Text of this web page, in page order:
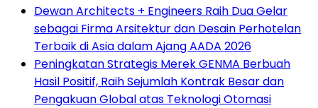
Dewan Architects + Engineers Raih Dua Gelar
sebagai Firma Arsitektur dan Desain Perhotelan
Terbaik di Asia dalam Ajang AADA 2026
Peningkatan Strategis Merek GENMA Berbuah
Hasil Positif, Raih Sejumlah Kontrak Besar dan
Pengakuan Global atas Teknologi Otomasi